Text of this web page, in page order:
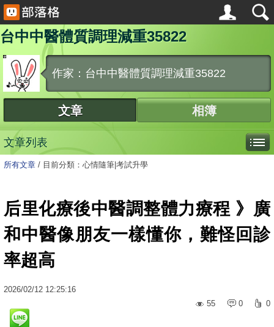
台中中醫體質調理減重35822
作家：台中中醫體質調理減重35822
文章 相簿
文章列表
所有文章 / 目前分類：心情隨筆|考試升學
后里化療後中醫調整體力療程 》廣
和中醫像朋友一樣懂你，難怪回診
率超高
2026/02/12 12:25:16
55
0 0